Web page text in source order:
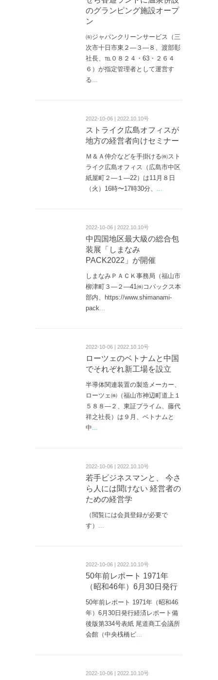
のグランピング施設オープ
ン
㈲ジャパンクリーンサービス（三
次市十日市東２—３—８、渡部彰
社長、℡０８２４・63・２６４
６）が指定管理者として運営す
る
2022-10-06 | 2022.10.10号
ストライク広島オフィスが
地方の経営者向けセミナー
Ｍ＆Ａ仲介などを手掛ける㈱スト
ライク広島オフィス（広島市中区
紙屋町２—１—22）は11月８日
（火）16時〜17時30分、
2022-10-06 | 2022.10.10号
中四国地区最大級の総合包
装展「しまなみ
PACK2022」が開催
しまなみＰＡＣＫ事務局（福山市
柳津町３—２—41㈱コパックス本
部内、https://www.shimanami-
pack
2022-10-06 | 2022.10.10号
ローツェのベトナムと中国
でそれぞれ新工場を設立
半導体関連装置の製造メーカー、
ローツェ㈱（福山市神辺町道上１
５８８—２、東証プライム、藤代
祥之社長）は９月、ベトナムと
中
2022-10-06 | 2022.10.10号
若手ビジネスマンと、 今さ
ら人には聞けない 経営者の
ための経営学
（閲覧には会員登録が必要で
す）
2022-10-06 | 2022.10.10号
50年前レポート 1971年
（昭和46年）6月30日発行
50年前レポート 1971年（昭和46
年）6月30日発行経済レポート備
後版第334号表紙 尾道商工会議所
会館（中央桟橋ビ
2022-10-06 | 2022.10.10号